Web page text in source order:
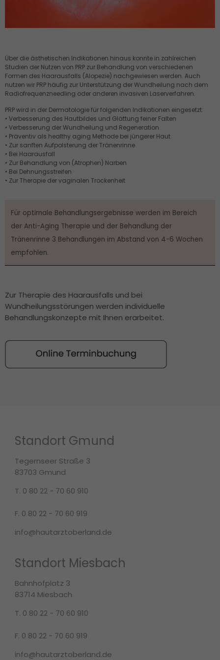
About us
Aenean commodo ligula eget dolor. Aenean
massa. Cum sociis natoque penatibus et magnis
dis parturient montes, nascetur ridiculus mus.
Über die ästhetischen Indikationen hinaus konnte in zahlreichen
Studien der Nutzen von PRP zur Behandlung von verschiedenen
Formen des Haarausfalls (Alopezie) nachgewiesen werden. Auch
nutzen wir PRP häufig zur Unterstützung der Wundheilung nach dem
Radiofrequenzneedling oder anderen invasiven Laserverfahren.
PRP wird in der Dermatologie für folgenden Indikationen eingesetzt:
• Verbesserung des Hautbildes und Glättung feiner Falten
• Verbesserung der Wundheilung und Regeneration
• Präventiv als healthy aging Methode bei jüngerer Haut
• Zur sanften Aufpolsterung der Tränenrinne
• Bei Haarausfall
• Zur Behandlung von (Atrophen) Narben
• Bei Dehnungsstreifen
• Zur Therapie der vaginalen Trockenheit
Für optimale Behandlungsergebnisse werden im Bereich
der Anti-Aging Therapie und der Behandlung der
Tränenrinne 3 Behandlungen im Abstand von 4-6 Wochen
empfohlen.
Zur Therapie des Haarausfalls und bei
Wundheilungsstörungen werden individuelle
Behandlungskonzepte mit Ihnen erarbeitet.
Standort Gmund
Tegernseer Straße 3
83703 Gmund
T. 0 80 22 - 70 60 910
F. 0 80 22 - 70 60 919
info@hautarztoberland.de
Standort Miesbach
Bahnhofplatz 3
83714 Miesbach
T. 0 80 22 - 70 60 910
F. 0 80 22 - 70 60 919
info@hautarztoberland.de